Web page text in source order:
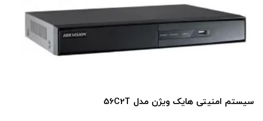
سیستم امنیتی هایک ویژن مدل 56C2T